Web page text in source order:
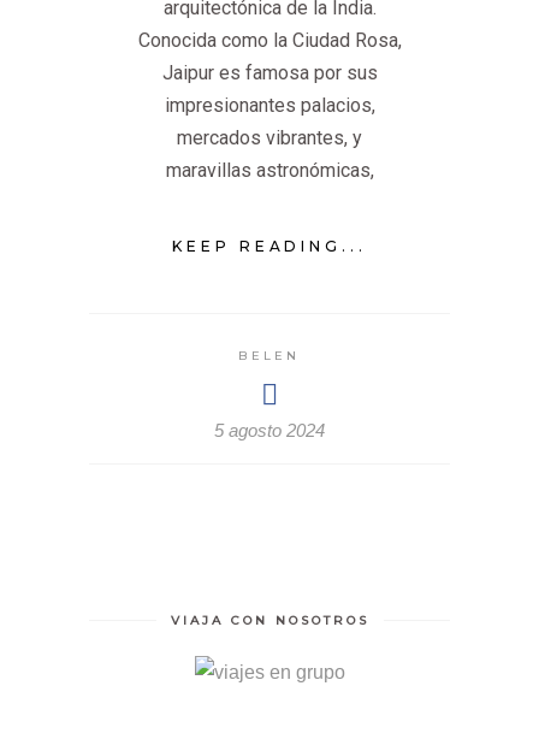
arquitectónica de la India.
Conocida como la Ciudad Rosa,
Jaipur es famosa por sus
impresionantes palacios,
mercados vibrantes, y
maravillas astronómicas,
KEEP READING...
BELEN
5 agosto 2024
VIAJA CON NOSOTROS